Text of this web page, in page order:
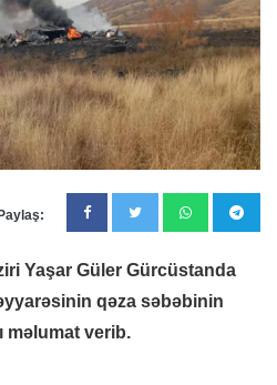
Paylaş:
Yaşar Güler Gürcüstanda
qəza səbəbinin
məlumat verib.